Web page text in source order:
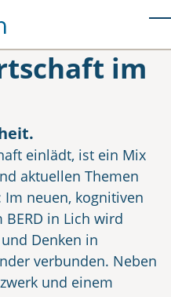
im
einlädt, ist ein Mix
aktuellen Themen
Im neuen, kognitiven
in Lich wird
Denken in
verbunden. Neben
und einem